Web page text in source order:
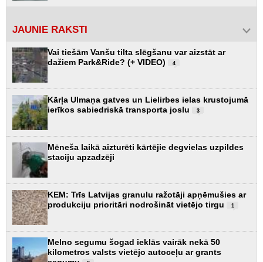
JAUNIE RAKSTI
Vai tiešām Vanšu tilta slēgšanu var aizstāt ar
dažiem Park&Ride? (+ VIDEO)
4
Kārļa Ulmaņa gatves un Lielirbes ielas krustojumā
ierīkos sabiedriskā transporta joslu
3
Mēneša laikā aizturēti kārtējie degvielas uzpildes
staciju apzadzēji
KEM: Trīs Latvijas granulu ražotāji apņēmušies ar
produkciju prioritāri nodrošināt vietējo tirgu
1
Melno segumu šogad ieklās vairāk nekā 50
kilometros valsts vietējo autoceļu ar grants